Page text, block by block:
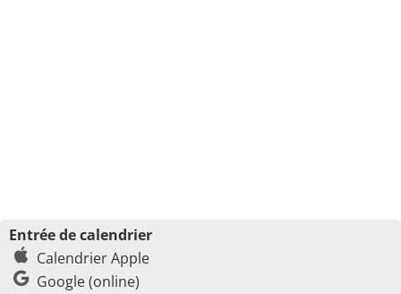
Entrée de calendrier
Calendrier Apple
Google (online)